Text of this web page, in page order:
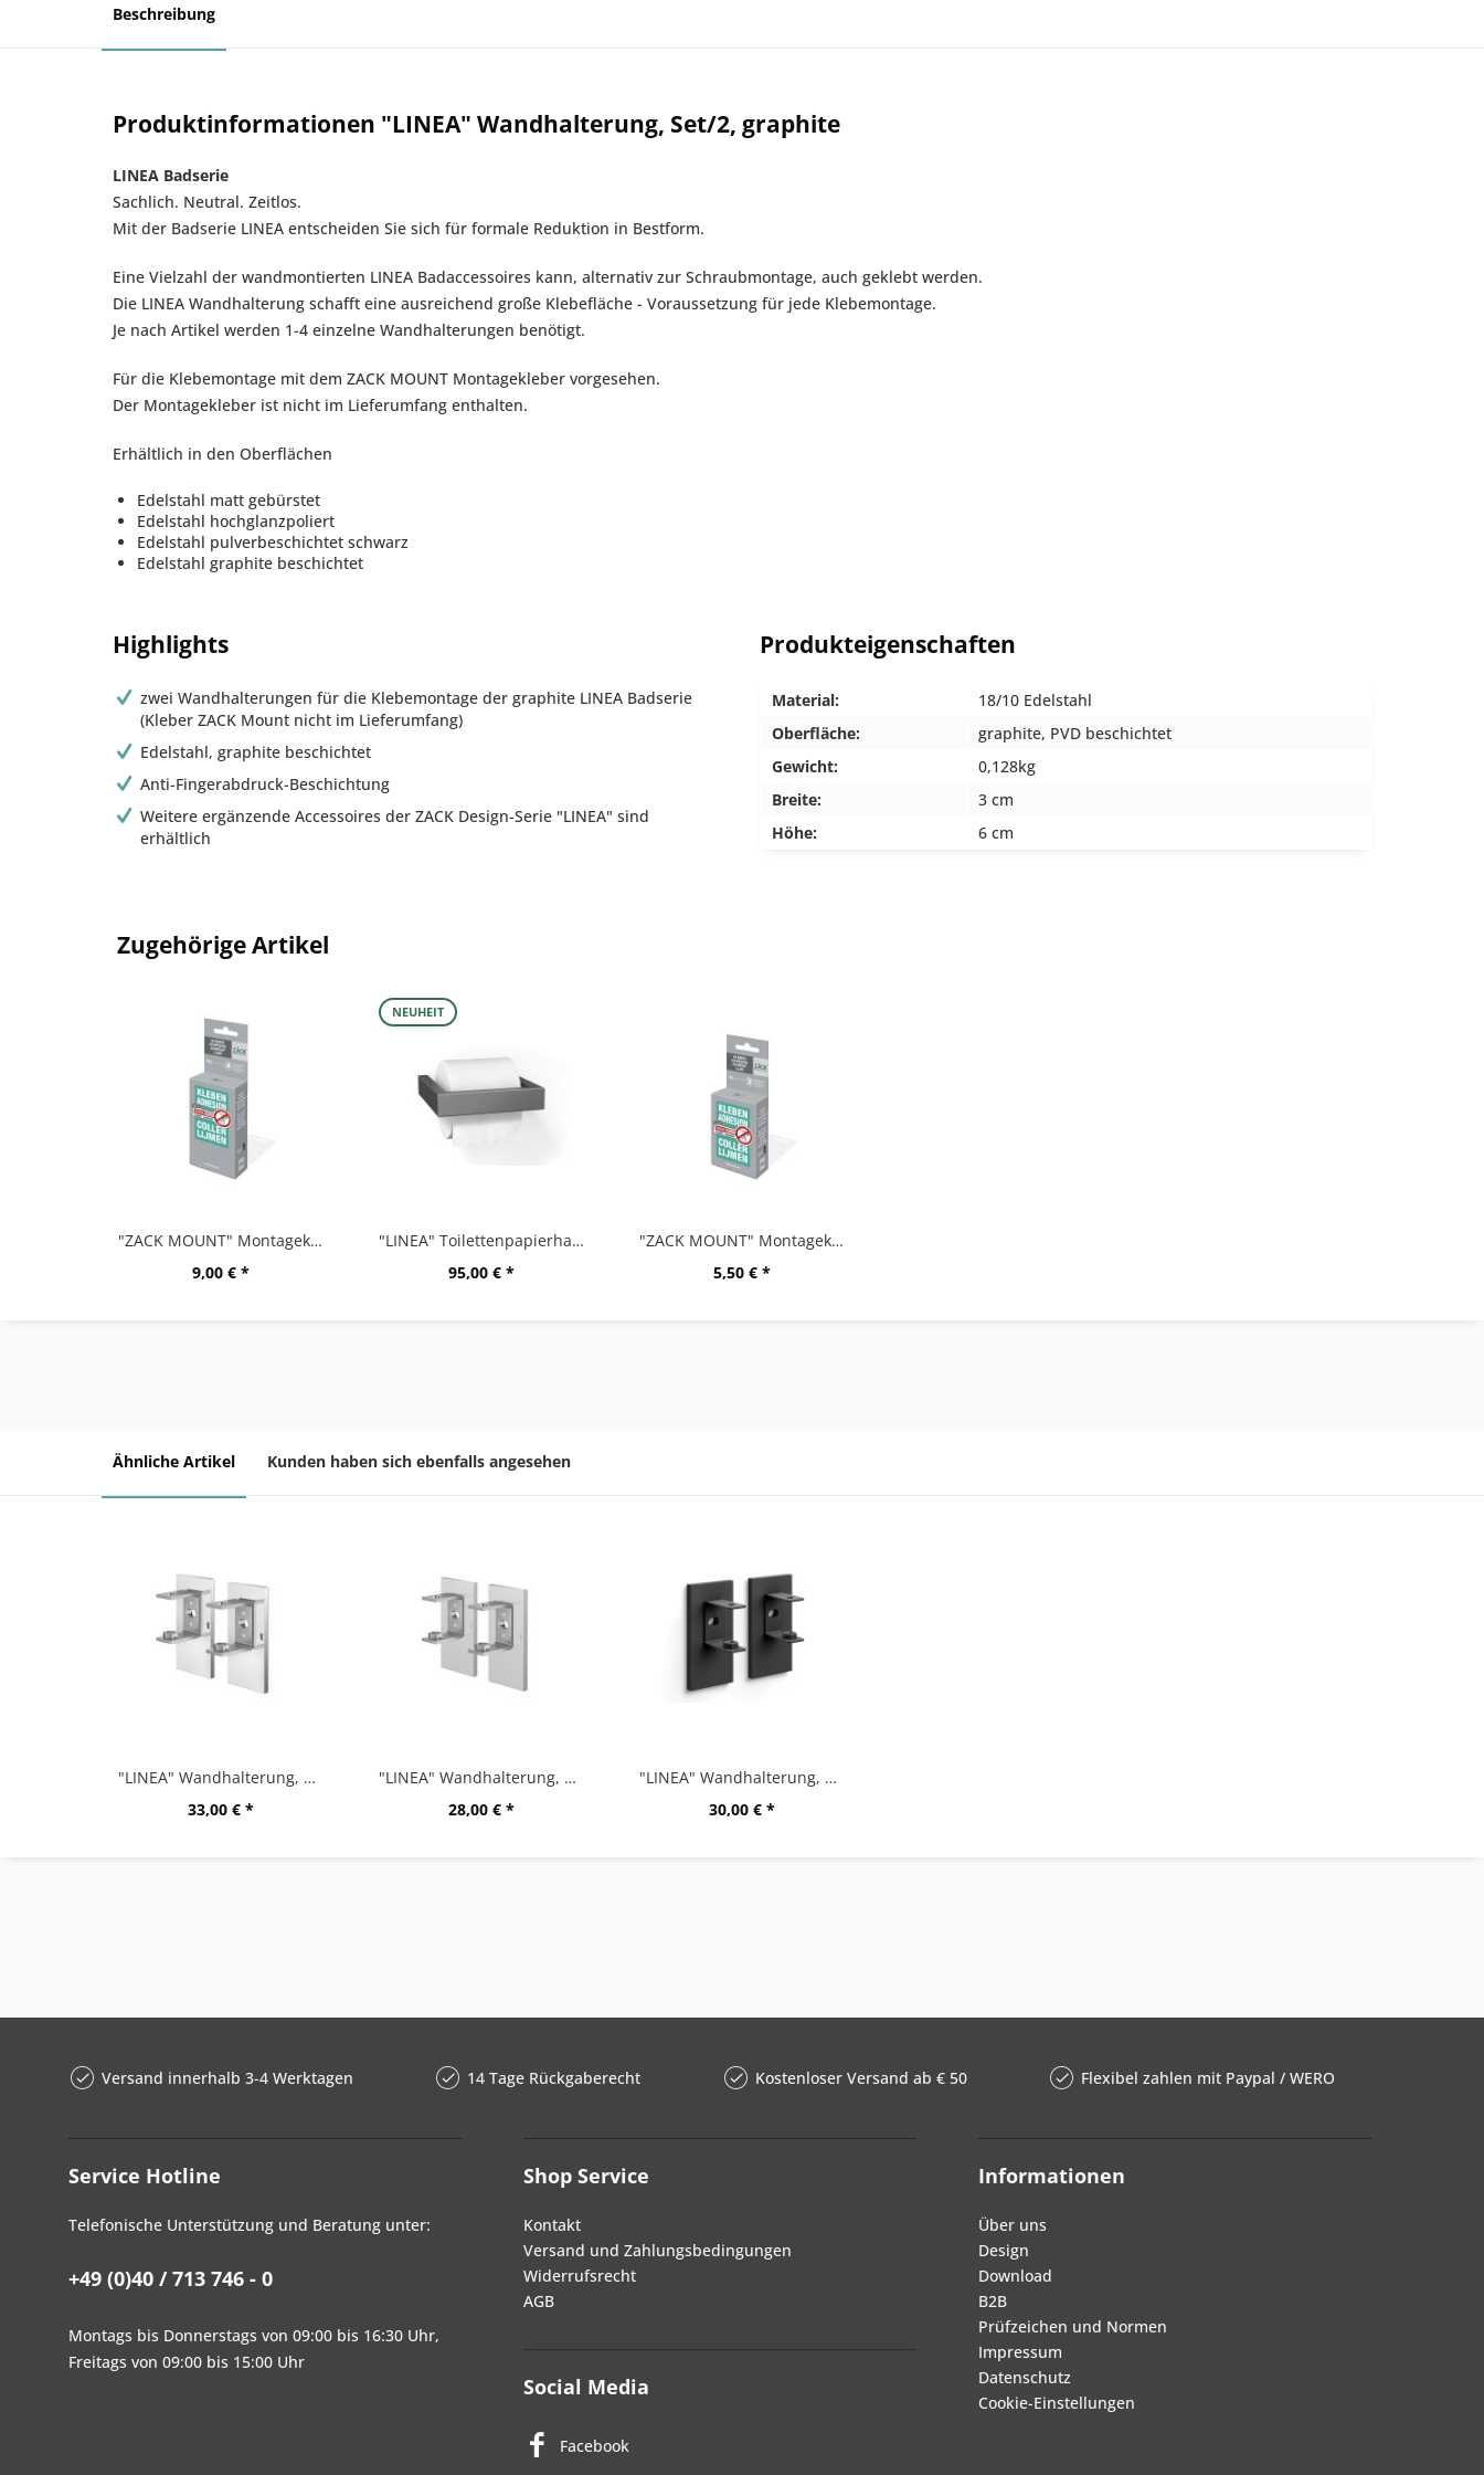
Beschreibung
Produktinformationen "LINEA" Wandhalterung, Set/2, graphite
LINEA Badserie
Sachlich. Neutral. Zeitlos.
Mit der Badserie LINEA entscheiden Sie sich für formale Reduktion in Bestform.
Eine Vielzahl der wandmontierten LINEA Badaccessoires kann, alternativ zur Schraubmontage, auch geklebt werden.
Die LINEA Wandhalterung schafft eine ausreichend große Klebefläche - Voraussetzung für jede Klebemontage.
Je nach Artikel werden 1-4 einzelne Wandhalterungen benötigt.
Für die Klebemontage mit dem ZACK MOUNT Montagekleber vorgesehen.
Der Montagekleber ist nicht im Lieferumfang enthalten.
Erhältlich in den Oberflächen
Edelstahl matt gebürstet
Edelstahl hochglanzpoliert
Edelstahl pulverbeschichtet schwarz
Edelstahl graphite beschichtet
Highlights
zwei Wandhalterungen für die Klebemontage der graphite LINEA Badserie
(Kleber ZACK Mount nicht im Lieferumfang)
Edelstahl, graphite beschichtet
Anti-Fingerabdruck-Beschichtung
Weitere ergänzende Accessoires der ZACK Design-Serie "LINEA" sind
erhältlich
Produkteigenschaften
Material:
18/10 Edelstahl
Oberfläche:
graphite, PVD beschichtet
Gewicht:
0,128kg
Breite:
3 cm
Höhe:
6 cm
Zugehörige Artikel
"ZACK MOUNT" Montagekleber, 12g
9,00 € *
NEUHEIT
"LINEA" Toilettenpapierhalter, graphite
95,00 € *
"ZACK MOUNT" Montagekleber, 6g
5,50 € *
Ähnliche Artikel Kunden haben sich ebenfalls angesehen
"LINEA" Wandhalterung, Set/2, hochglänzend
33,00 € *
"LINEA" Wandhalterung, Set/2, matt gebürstet
28,00 € *
"LINEA" Wandhalterung, Set/2, schwarz
30,00 € *
Versand innerhalb 3-4 Werktagen 14 Tage Rückgaberecht Kostenloser Versand ab € 50 Flexibel zahlen mit Paypal / WERO
Service Hotline
Telefonische Unterstützung und Beratung unter:
+49 (0)40 / 713 746 - 0
Montags bis Donnerstags von 09:00 bis 16:30 Uhr,
Freitags von 09:00 bis 15:00 Uhr
Shop Service
Kontakt
Versand und Zahlungsbedingungen
Widerrufsrecht
AGB
Social Media
Facebook
Informationen
Über uns
Design
Download
B2B
Prüfzeichen und Normen
Impressum
Datenschutz
Cookie-Einstellungen